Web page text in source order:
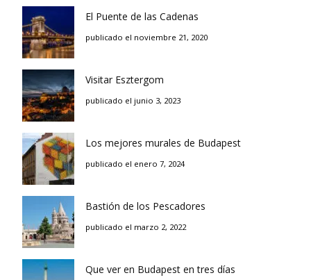
El Puente de las Cadenas
publicado el noviembre 21, 2020
Visitar Esztergom
publicado el junio 3, 2023
Los mejores murales de Budapest
publicado el enero 7, 2024
Bastión de los Pescadores
publicado el marzo 2, 2022
Que ver en Budapest en tres días